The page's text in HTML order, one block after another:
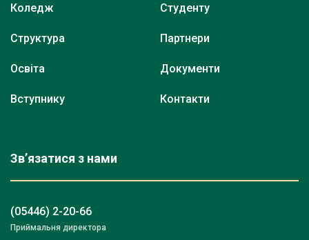
Коледж
Структура
Освіта
Вступнику
Студенту
Партнери
Документи
Контакти
Зв’язатися з нами
(05446) 2-20-66
Приймальня директора